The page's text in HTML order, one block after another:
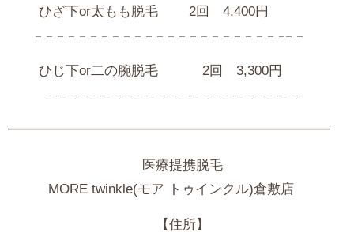
ひざ下or太もも脱毛 2回 4,400円
𓐄 𓐄 𓐄 𓐄 𓐄 𓐄 𓐄 𓐄 𓐄 𓐄 𓐄 𓐄 𓐄 𓐄 𓐄 𓐄 𓐄 𓐄 𓐄 𓐄 𓐄 𓐄 𓐄𓐄 𓐄
ひじ下or二の腕脱毛 2回 3,300円
𓐄 𓐄 𓐄 𓐄 𓐄 𓐄 𓐄 𓐄 𓐄 𓐄 𓐄 𓐄 𓐄 𓐄 𓐄 𓐄 𓐄 𓐄 𓐄 𓐄 𓐄 𓐄 𓐄
━━━━━━━━━━━━━━━━━━━━━━━━
医療提携脱毛
MORE twinkle(モア トゥインクル)倉敷店
【住所】